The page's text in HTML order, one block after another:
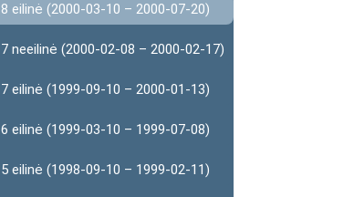
8 eilinė (2000-03-10 – 2000-07-20)
7 neeilinė (2000-02-08 – 2000-02-17)
7 eilinė (1999-09-10 – 2000-01-13)
6 eilinė (1999-03-10 – 1999-07-08)
5 eilinė (1998-09-10 – 1999-02-11)